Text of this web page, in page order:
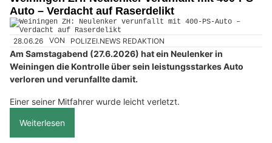
Auto – Verdacht auf Raserdelikt
28.06.26 VON POLIZEI.NEWS REDAKTION
Am Samstagabend (27.6.2026) hat ein Neulenker in
Weiningen die Kontrolle über sein leistungsstarkes Auto
verloren und verunfallte damit.
Einer seiner Mitfahrer wurde leicht verletzt.
Weiterlesen